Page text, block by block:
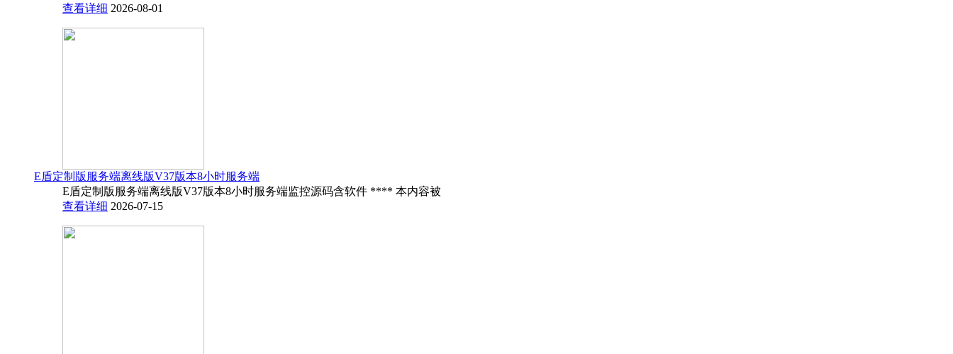
查看详细 2026-08-01
E盾定制版服务端离线版V37版本8小时服务端
E盾定制版服务端离线版V37版本8小时服务端监控源码含软件 **** 本内容被
查看详细 2026-07-15